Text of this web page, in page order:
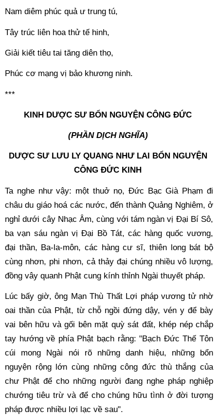
Nam diêm phúc quả ư trung tú,
Tây trúc liên hoa thử tế hinh,
Giải kiết tiêu tai tăng diên thọ,
Phúc cơ mạng vị bảo khương ninh.
***
KINH DƯỢC SƯ BỔN NGUYỆN CÔNG ĐỨC
(PHẦN DỊCH NGHĨA)
DƯỢC SƯ LƯU LY QUANG NHƯ LAI BỔN NGUYỆN
CÔNG ĐỨC KINH
Ta nghe như vậy: một thuở nọ, Đức Bạc Già Phạm đi
châu du giáo hoá các nước, đến thành Quảng Nghiêm, ở
nghỉ dưới cây Nhạc Âm, cùng với tám ngàn vị Đại Bí Sô,
ba vạn sáu ngàn vị Đại Bồ Tát, các hàng quốc vương,
đại thần, Ba-la-môn, các hàng cư sĩ, thiên long bát bộ
cùng nhơn, phi nhơn, cả thảy đại chúng nhiều vô lượng,
đồng vây quanh Phật cung kính thỉnh Ngài thuyết pháp.
Lúc bấy giờ, ông Mạn Thù Thất Lợi pháp vương tử nhờ
oai thần của Phật, từ chỗ ngồi đứng dậy, vén y để bày
vai bên hữu và gối bên mặt quỳ sát đất, khép nép chắp
tay hướng về phía Phật bạch rằng: "Bạch Đức Thế Tôn
cúi mong Ngài nói rõ những danh hiệu, những bổn
nguyện rộng lớn cùng những công đức thù thắng của
chư Phật để cho những người đang nghe pháp nghiệp
chướng tiêu trừ và để cho chúng hữu tình ở đời tượng
pháp được nhiều lợi lạc về sau".